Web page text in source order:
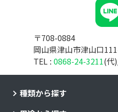
〒708-0884
岡山県津山市津山口
TEL : 0868-24-3211(代
種類から探す